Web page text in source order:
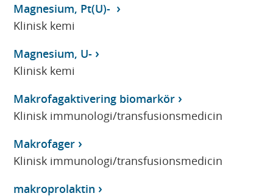
Magnesium, Pt(U)-
Klinisk kemi
Magnesium, U-
Klinisk kemi
Makrofagaktivering biomarkör
Klinisk immunologi/transfusionsmedicin
Makrofager
Klinisk immunologi/transfusionsmedicin
makroprolaktin